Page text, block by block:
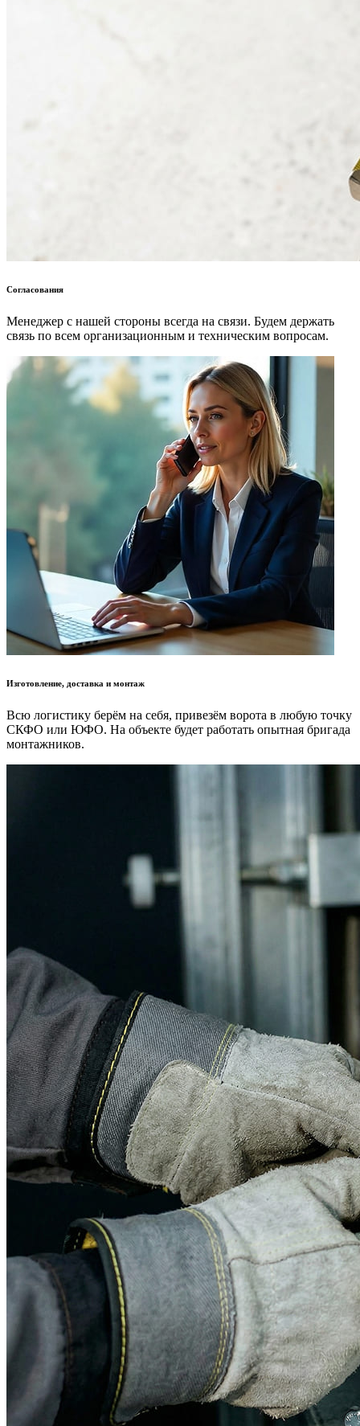
Согласования
Менеджер с нашей стороны всегда на связи. Будем держать
связь по всем организационным и техническим вопросам.
Изготовление, доставка и монтаж
Всю логистику берём на себя, привезём ворота в любую точку
СКФО или ЮФО. На объекте будет работать опытная бригада
монтажников.